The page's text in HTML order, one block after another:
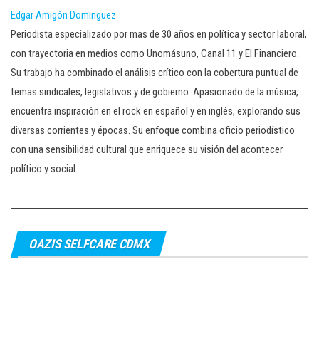
Edgar Amigón Dominguez
Periodista especializado por mas de 30 años en política y sector laboral,
con trayectoria en medios como Unomásuno, Canal 11 y El Financiero.
Su trabajo ha combinado el análisis crítico con la cobertura puntual de
temas sindicales, legislativos y de gobierno. Apasionado de la música,
encuentra inspiración en el rock en español y en inglés, explorando sus
diversas corrientes y épocas. Su enfoque combina oficio periodístico
con una sensibilidad cultural que enriquece su visión del acontecer
político y social.
OAZIS SELFCARE CDMX